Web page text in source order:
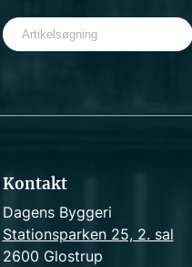
S
e
c
Kontakt
Dagens Byggeri
Stationsparken 25, 2. sal
2600 Glostrup